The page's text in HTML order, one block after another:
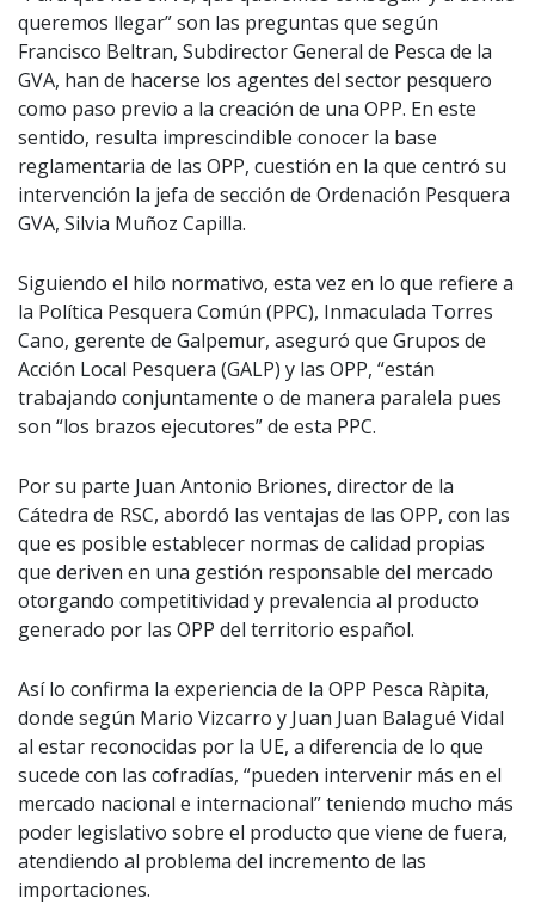
queremos llegar” son las preguntas que según
Francisco Beltran, Subdirector General de Pesca de la
GVA, han de hacerse los agentes del sector pesquero
como paso previo a la creación de una OPP. En este
sentido, resulta ​imprescindible conocer la base
reglamentaria de las OPP, cuestión en la que ​centró su
intervención la jefa de sección de Ordenación Pesquera
GVA, Silvia Muñoz Capilla.
Siguiendo el hilo normativo, esta vez en lo que refiere a
la Política Pesquera Comú​n (PPC), Inmaculada Torres
Cano, gerente de Galpemur, aseguró qu​e​ Grupos de
Acción Local Pesquera (GALP) y las OPP, “están
trabajando conjuntamente o de manera paralela pues
son “los brazos ejecutores” de esta PPC.
Por su parte Juan Antonio Briones, director de la
Cátedra de RSC, abordó las ventajas de las OPP, con las
que es posible​ establecer normas de calidad propias
que deriven en una gestión responsable del mercado
otorgando competitividad y prevalencia al producto
generado por las OPP del territorio español.
Así lo confirma la experiencia de la OPP Pesca Ràpita,
donde según Mario Vizcarro y Juan Juan Balagué Vidal​
al estar reconocidas por la UE, a diferencia de lo que
sucede con las cofradías, “pueden intervenir más en el
mercado nacional e internacional” teniendo much​o más
poder legislativo sobre el producto que viene de fuera,
atendiendo al problema del incremento de las
importaciones. ​